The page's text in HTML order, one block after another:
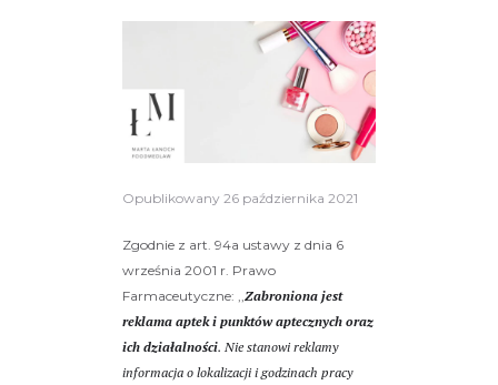
Opublikowany 26 października 2021
Zgodnie z art. 94a ustawy z dnia 6
września 2001 r. Prawo
Farmaceutyczne: ,, Zabroniona jest
reklama aptek i punktów aptecznych oraz
ich działalności. Nie stanowi reklamy
informacja o lokalizacji i godzinach pracy